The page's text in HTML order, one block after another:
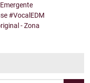
#VocalEDM
- Zona